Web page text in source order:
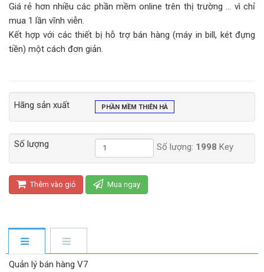
Giá rẻ hơn nhiều các phần mềm online trên thị trường ... vì chỉ
mua 1 lần vĩnh viễn.
Kết hợp với các thiết bị hỗ trợ bán hàng (máy in bill, két đựng
tiền) một cách đơn giản.
Hãng sản xuất PHẦN MỀM THIÊN HÀ
Số lượng Số lượng: 1998 Key
Thêm vào giỏ Mua ngay
Quản lý bán hàng V7